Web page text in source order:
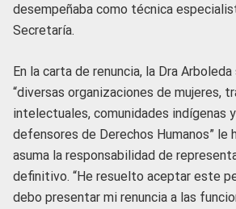
desempeñaba como técnica
Secretaría.
En la carta de renuncia, la Dra
“diversas organizaciones de mujeres,
intelectuales, comunidades indígenas
defensores de Derechos Humanos” le
asuma la responsabilidad de
definitivo. “He resuelto aceptar este
debo presentar mi renuncia a las